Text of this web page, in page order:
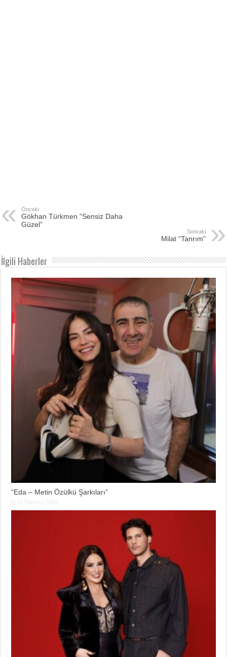
Önceki
Gökhan Türkmen “Sensiz Daha
Güzel”
Sonraki
Milat “Tanrım”
İlgili Haberler
“Eda – Metin Özülkü Şarkıları”